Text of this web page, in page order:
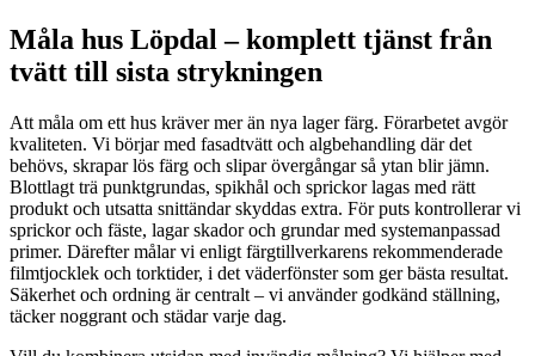
Måla hus Löpdal – komplett tjänst från
tvätt till sista strykningen
Att måla om ett hus kräver mer än nya lager färg. Förarbetet avgör
kvaliteten. Vi börjar med fasadtvätt och algbehandling där det
behövs, skrapar lös färg och slipar övergångar så ytan blir jämn.
Blottlagt trä punktgrundas, spikhål och sprickor lagas med rätt
produkt och utsatta snittändar skyddas extra. För puts kontrollerar vi
sprickor och fäste, lagar skador och grundar med systemanpassad
primer. Därefter målar vi enligt färgtillverkarens rekommenderade
filmtjocklek och torktider, i det väderfönster som ger bästa resultat.
Säkerhet och ordning är centralt – vi använder godkänd ställning,
täcker noggrant och städar varje dag.